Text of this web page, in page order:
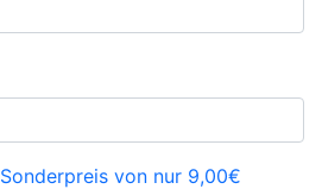
von nur 9,00€